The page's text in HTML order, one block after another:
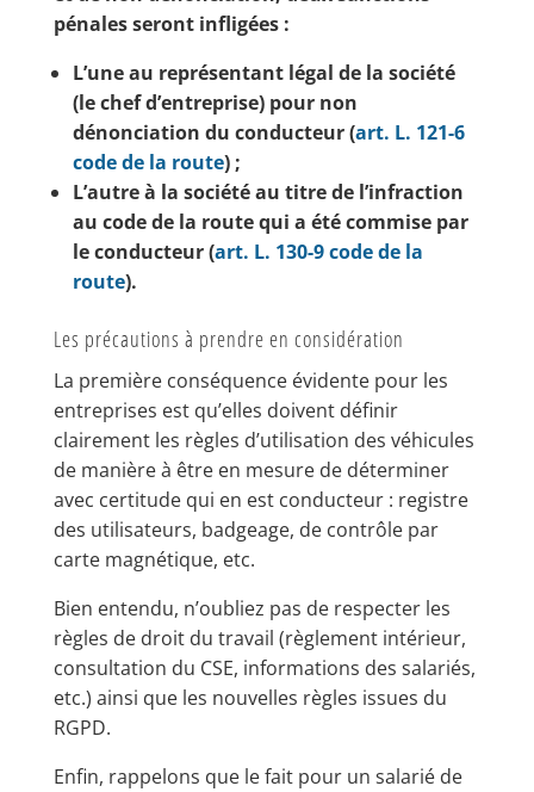
pénales seront infligées :
L’une au représentant légal de la société
(le chef d’entreprise) pour non
dénonciation du conducteur (art. L. 121-6
code de la route) ;
L’autre à la société au titre de l’infraction
au code de la route qui a été commise par
le conducteur (art. L. 130-9 code de la
route).
Les précautions à prendre en considération
La première conséquence évidente pour les
entreprises est qu’elles doivent définir
clairement les règles d’utilisation des véhicules
de manière à être en mesure de déterminer
avec certitude qui en est conducteur : registre
des utilisateurs, badgeage, de contrôle par
carte magnétique, etc.
Bien entendu, n’oubliez pas de respecter les
règles de droit du travail (règlement intérieur,
consultation du CSE, informations des salariés,
etc.) ainsi que les nouvelles règles issues du
RGPD.
Enfin, rappelons que le fait pour un salarié de